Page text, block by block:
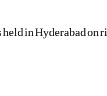
held in Hyderabad